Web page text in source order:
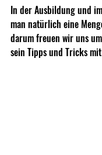
In der Ausbildung und
man natürlich eine
darum freuen wir uns
sein Tipps und Tricks